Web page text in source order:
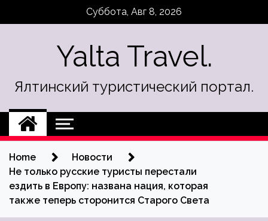
Суббота, Авг 8, 2026
Yalta Travel.
Ялтинский туристический портал.
Home
Новости
Не только русские туристы перестали
ездить в Европу: названа нация, которая
также теперь сторонится Старого Света